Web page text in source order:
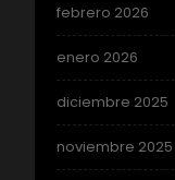
febrero 2026
enero 2026
diciembre 2025
noviembre 2025